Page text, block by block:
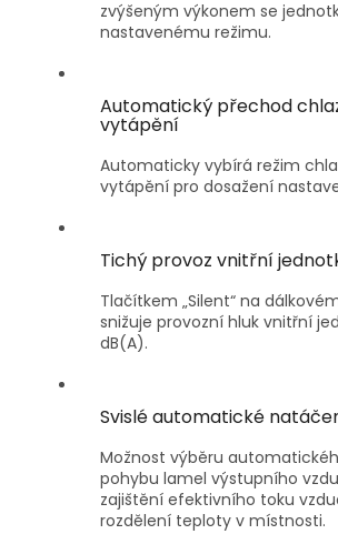
zvýšeným výkonem se
nastavenému režimu.
Automatický přechod
vytápění
Automaticky vybírá režim
vytápění pro dosažení
Tichý provoz vnitřní
Tlačítkem „Silent“ na
snižuje provozní hluk vnitřní
dB(A).
Svislé automatické
Možnost výběru
pohybu lamel výstupního
zajištění efektivního toku
rozdělení teploty v místnosti.